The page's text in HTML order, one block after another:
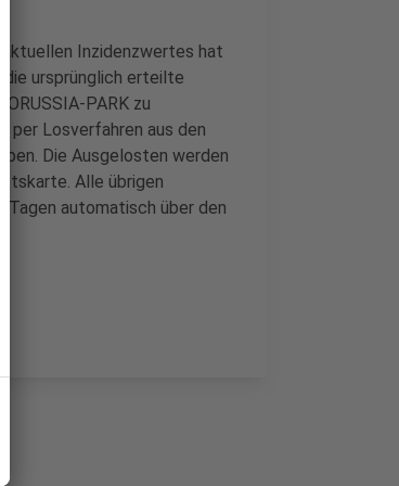
Inzidenzwertes hat
ursprünglich erteilte
PARK zu
per Losverfahren aus den
Die Ausgelosten werden
Alle übrigen
Tagen automatisch über den